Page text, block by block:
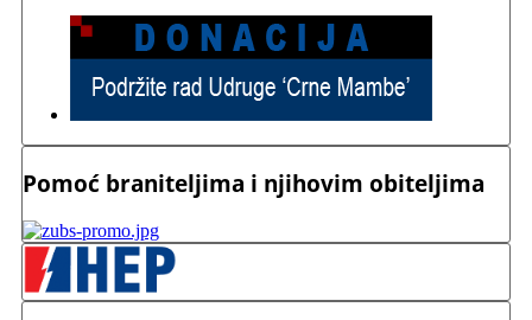
Pomoć braniteljima i njihovim obiteljima